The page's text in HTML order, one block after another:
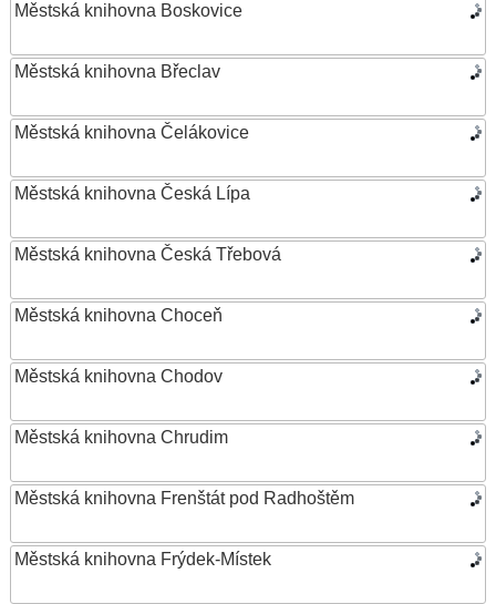
Městská knihovna Boskovice
Městská knihovna Břeclav
Městská knihovna Čelákovice
Městská knihovna Česká Lípa
Městská knihovna Česká Třebová
Městská knihovna Choceň
Městská knihovna Chodov
Městská knihovna Chrudim
Městská knihovna Frenštát pod Radhoštěm
Městská knihovna Frýdek-Místek